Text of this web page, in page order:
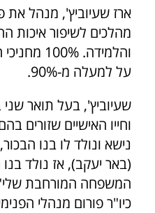
מהלכים לשיפור איכות
על למעלה מ-90%.
שעיוביץ', בעל תואר
וחייו האישיים שזורים
נישא ונולד לו בנו
(באר יעקב), אז נולד
המשפחה המורחבת שלי"
כיו"ר פורום מנהלי